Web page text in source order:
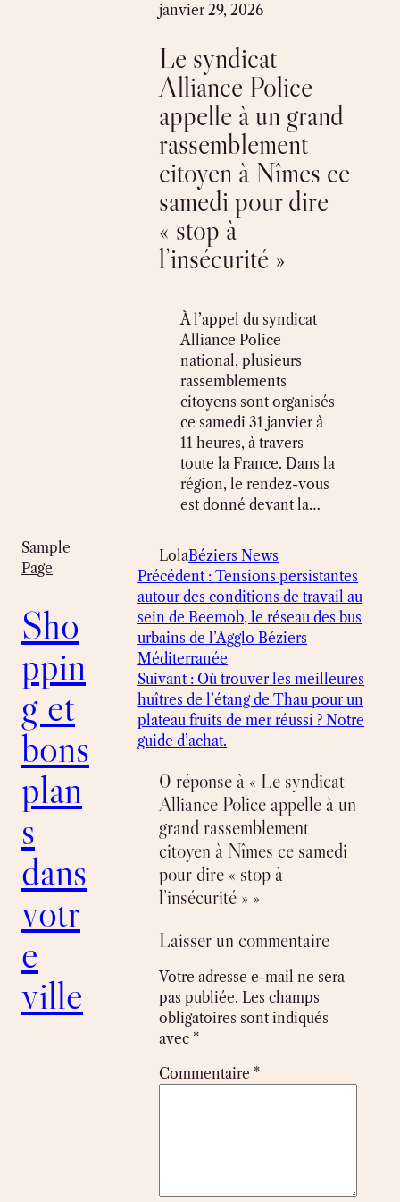
Sample
Page
Sho
ppin
g et
bons
plan
s
dans
votr
e
ville
janvier 29, 2026
Le syndicat
Alliance Police
appelle à un grand
rassemblement
citoyen à Nîmes ce
samedi pour dire
« stop à
l’insécurité »
À l’appel du syndicat
Alliance Police
national, plusieurs
rassemblements
citoyens sont organisés
ce samedi 31 janvier à
11 heures, à travers
toute la France. Dans la
région, le rendez-vous
est donné devant la…
LolaBéziers News
Précédent : Tensions persistantes
autour des conditions de travail au
sein de Beemob, le réseau des bus
urbains de l’Agglo Béziers
Méditerranée
Suivant : Où trouver les meilleures
huîtres de l’étang de Thau pour un
plateau fruits de mer réussi ? Notre
guide d’achat.
0 réponse à « Le syndicat
Alliance Police appelle à un
grand rassemblement
citoyen à Nîmes ce samedi
pour dire « stop à
l’insécurité » »
Laisser un commentaire
Votre adresse e-mail ne sera
pas publiée. Les champs
obligatoires sont indiqués
avec *
Commentaire *